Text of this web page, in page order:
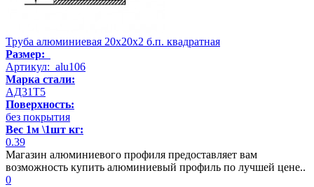
Труба алюминиевая 20х20х2 б.п. квадратная
Размер:
Артикул: alu106
Марка стали:
АД31Т5
Поверхность:
без покрытия
Вес 1м \1шт кг:
0.39
Магазин алюминиевого профиля предоставляет вам
возможность купить алюминиевый профиль по лучшей цене..
0